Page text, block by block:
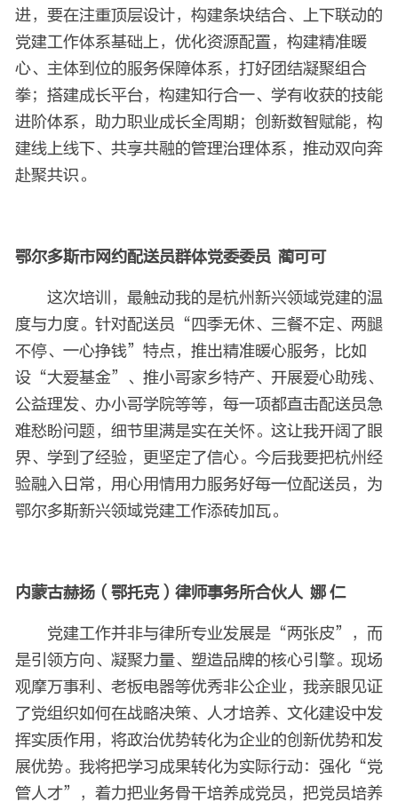
进，要在注重顶层设计，构建条块结合、上下联动的
党建工作体系基础上，优化资源配置，构建精准暖
心、主体到位的服务保障体系，打好团结凝聚组合
拳；搭建成长平台，构建知行合一、学有收获的技能
进阶体系，助力职业成长全周期；创新数智赋能，构
建线上线下、共享共融的管理治理体系，推动双向奔
赴聚共识。
鄂尔多斯市网约配送员群体党委委员 蔺可可
这次培训，最触动我的是杭州新兴领域党建的温
度与力度。针对配送员“四季无休、三餐不定、两腿
不停、一心挣钱”特点，推出精准暖心服务，比如
设“大爱基金”、推小哥家乡特产、开展爱心助残、
公益理发、办小哥学院等等，每一项都直击配送员急
难愁盼问题，细节里满是实在关怀。这让我开阔了眼
界、学到了经验，更坚定了信心。今后我要把杭州经
验融入日常，用心用情用力服务好每一位配送员，为
鄂尔多斯新兴领域党建工作添砖加瓦。
内蒙古赫扬（鄂托克）律师事务所合伙人 娜 仁
党建工作并非与律所专业发展是“两张皮”，而
是引领方向、凝聚力量、塑造品牌的核心引擎。现场
观摩万事利、老板电器等优秀非公企业，我亲眼见证
了党组织如何在战略决策、人才培养、文化建设中发
挥实质作用，将政治优势转化为企业的创新优势和发
展优势。我将把学习成果转化为实际行动：强化“党
管人才”，着力把业务骨干培养成党员，把党员培养